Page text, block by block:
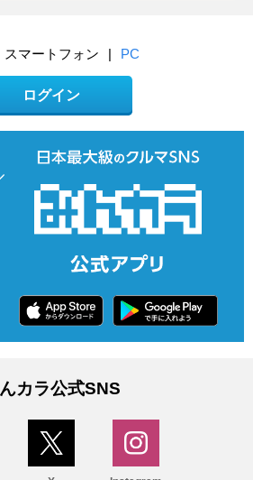
スマートフォン | PC
ログイン
カラ公式SNS